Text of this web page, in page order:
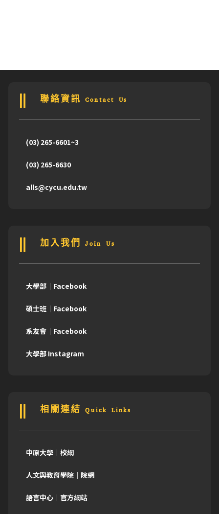
聯絡資訊 Contact Us
(03) 265-6601~3
(03) 265-6630
alls@cycu.edu.tw
加入我們 Join Us
大學部｜Facebook
碩士班｜Facebook
系友會｜Facebook
大學部 Instagram
相關連結 Quick Links
中原大學｜校網
人文與教育學院｜院網
語言中心｜官方網站